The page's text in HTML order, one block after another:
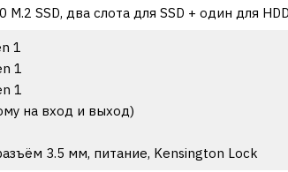
M.2 SSD, два слота для SSD + один для
1
1
1
на вход и выход)
3.5 мм, питание, Kensington Lock